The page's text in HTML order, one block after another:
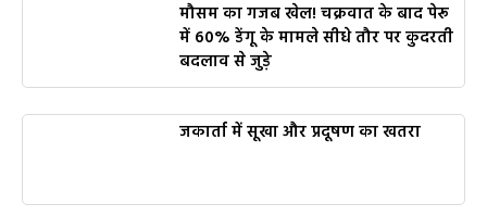
मौसम का गजब खेल! चक्रवात के बाद पेरू
में 60% डेंगू के मामले सीधे तौर पर कुदरती
बदलाव से जुड़े
जकार्ता में सूखा और प्रदूषण का खतरा